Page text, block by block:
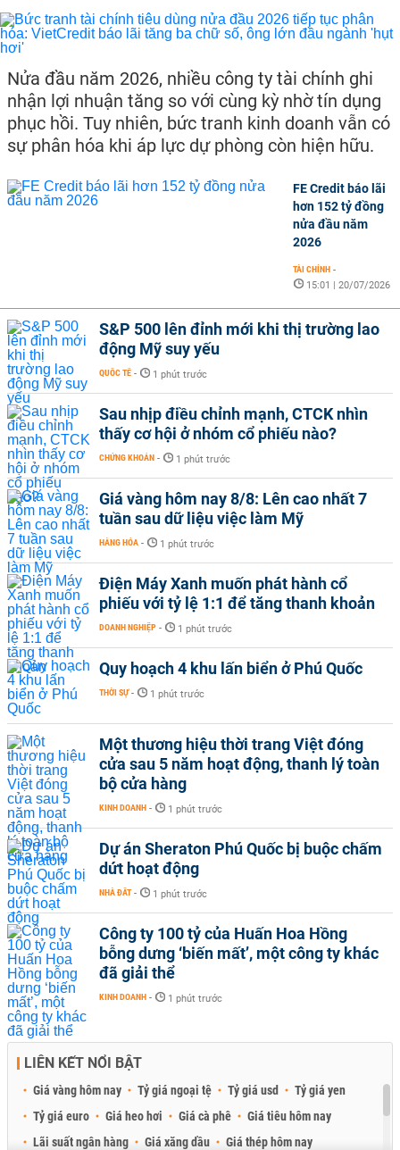
Nửa đầu năm 2026, nhiều công ty tài chính ghi
nhận lợi nhuận tăng so với cùng kỳ nhờ tín dụng
phục hồi. Tuy nhiên, bức tranh kinh doanh vẫn có
sự phân hóa khi áp lực dự phòng còn hiện hữu.
FE Credit báo lãi
hơn 152 tỷ đồng
nửa đầu năm
2026
TÀI CHÍNH -
15:01 | 20/07/2026
S&P 500 lên đỉnh mới khi thị trường lao
động Mỹ suy yếu
QUỐC TẾ - 1 phút trước
Sau nhịp điều chỉnh mạnh, CTCK nhìn
thấy cơ hội ở nhóm cổ phiếu nào?
CHỨNG KHOÁN - 1 phút trước
Giá vàng hôm nay 8/8: Lên cao nhất 7
tuần sau dữ liệu việc làm Mỹ
HÀNG HÓA - 1 phút trước
Điện Máy Xanh muốn phát hành cổ
phiếu với tỷ lệ 1:1 để tăng thanh khoản
DOANH NGHIỆP - 1 phút trước
Quy hoạch 4 khu lấn biển ở Phú Quốc
THỜI SỰ - 1 phút trước
Một thương hiệu thời trang Việt đóng
cửa sau 5 năm hoạt động, thanh lý toàn
bộ cửa hàng
KINH DOANH - 1 phút trước
Dự án Sheraton Phú Quốc bị buộc chấm
dứt hoạt động
NHÀ ĐẤT - 1 phút trước
Công ty 100 tỷ của Huấn Hoa Hồng
bỗng dưng ‘biến mất’, một công ty khác
đã giải thể
KINH DOANH - 1 phút trước
LIÊN KẾT NỔI BẬT
Giá vàng hôm nay Tỷ giá ngoại tệ Tỷ giá usd
Tỷ giá yen
Tỷ giá euro
Giá heo hơi Giá cà phê
Giá tiêu hôm nay
Lãi suất ngân hàng
Giá xăng dầu Giá thép hôm nay